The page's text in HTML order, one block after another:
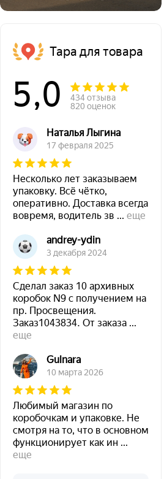
Тара для товара
5,0
434 отзыва
820 оценок
Наталья Лыгина
17 февраля 2025
Несколько лет заказываем
упаковку. Всё чётко,
оперативно. Доставка всегда
вовремя, водитель зв ... еще
andrey-ydin
3 декабря 2024
Сделал заказ 10 архивных
коробок N9 с получением на
пр. Просвещения.
Заказ1043834. От заказа ...
еще
Gulnara
10 марта 2026
Любимый магазин по
коробочкам и упаковке. Не
смотря на то, что в основном
функционирует как ин ...
еще